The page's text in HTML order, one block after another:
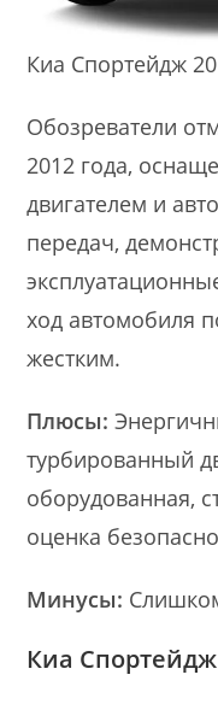
Киа Спортейдж
Обозреватели
2012 года,
двигателем и
передач,
ход автомобиля
жестким.
Плюсы:
турбированный
оборудованная,
оценка
Минусы:
Киа Спортейдж